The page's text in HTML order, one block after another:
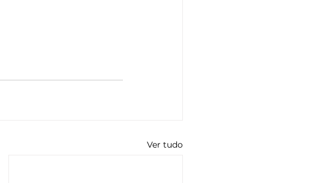
Ver tudo